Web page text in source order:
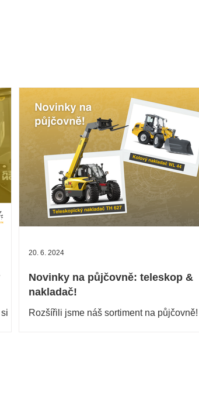
Novinky na půjčovně: teleskop &
nakladač!
Rozšířili jsme náš sortiment na půjčovně!
20. 6. 2024